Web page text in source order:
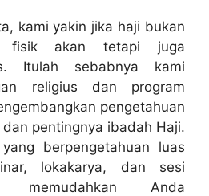
kami yakin jika haji bukan
fisik akan tetapi juga
Itulah sebabnya kami
religius dan program
pengetahuan
pentingnya ibadah Haji.
berpengetahuan luas
lokakarya, dan sesi
Anda